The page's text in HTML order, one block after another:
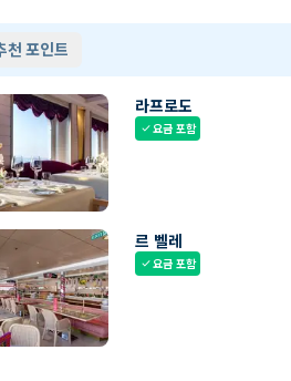
천 포인트
라프로도
check요금 포함
르 벨레
check요금 포함